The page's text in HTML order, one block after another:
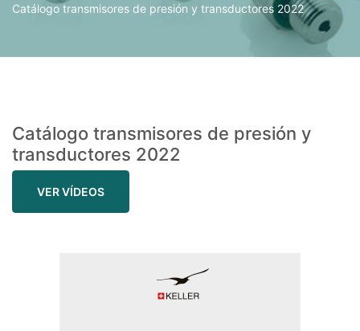
Catálogo transmisores de presión y transductores 2022
Catálogo transmisores de presión y
transductores 2022
VER VÍDEOS